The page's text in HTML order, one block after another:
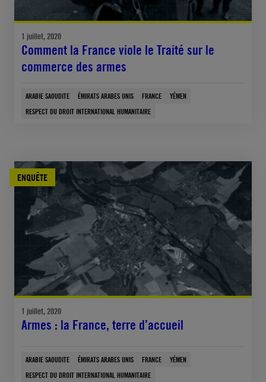
1 juillet, 2020
Comment la France viole le Traité sur le
commerce des armes
ARABIE SAOUDITE ÉMIRATS ARABES UNIS FRANCE
YÉMEN
RESPECT DU DROIT INTERNATIONAL HUMANITAIRE
ENQUÊTE
1 juillet, 2020
Armes : la France, terre d’accueil
ARABIE SAOUDITE ÉMIRATS ARABES UNIS FRANCE
YÉMEN
RESPECT DU DROIT INTERNATIONAL HUMANITAIRE